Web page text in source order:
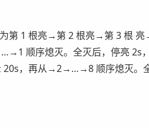
第 1 根亮→第 2 根亮→第 3 根
顺序熄灭。全灭后，停亮 2s
，再从→2→…→8 顺序熄灭。全